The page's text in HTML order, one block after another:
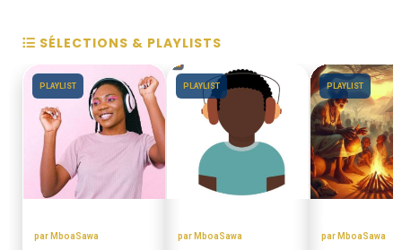
SÉLECTIONS & PLAYLISTS
PLAYLIST
par MboaSawa
PLAYLIST
par MboaSawa
PLAYLIST
par MboaSawa